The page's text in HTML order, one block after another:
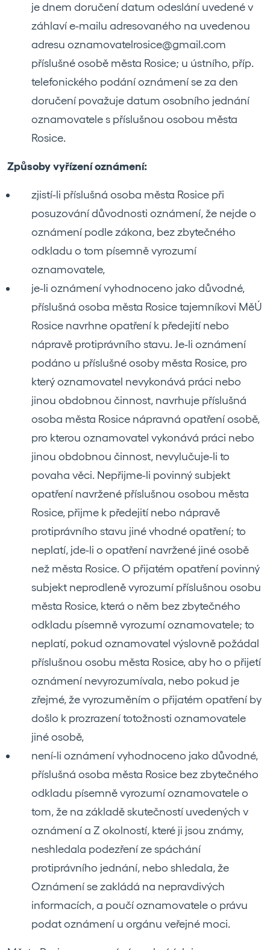
je dnem doručení datum odeslání uvedené v
záhlaví e-mailu adresovaného na uvedenou
adresu oznamovatelrosice@gmail.com
příslušné osobě města Rosice; u ústního, příp.
telefonického podání oznámení se za den
doručení považuje datum osobního jednání
oznamovatele s příslušnou osobou města
Rosice.
Způsoby vyřízení oznámení:
zjistí-li příslušná osoba města Rosice při
posuzování důvodnosti oznámení, že nejde o
oznámení podle zákona, bez zbytečného
odkladu o tom písemně vyrozumí
oznamovatele,
je-li oznámení vyhodnoceno jako důvodné,
příslušná osoba města Rosice tajemníkovi MěÚ
Rosice navrhne opatření k předejití nebo
nápravě protiprávního stavu. Je-li oznámení
podáno u příslušné osoby města Rosice, pro
který oznamovatel nevykonává práci nebo
jinou obdobnou činnost, navrhuje příslušná
osoba města Rosice nápravná opatření osobě,
pro kterou oznamovatel vykonává práci nebo
jinou obdobnou činnost, nevylučuje-li to
povaha věci. Nepřijme-li povinný subjekt
opatření navržené příslušnou osobou města
Rosice, přijme k předejití nebo nápravě
protiprávního stavu jiné vhodné opatření; to
neplatí, jde-li o opatření navržené jiné osobě
než města Rosice. O přijatém opatření povinný
subjekt neprodleně vyrozumí příslušnou osobu
města Rosice, která o něm bez zbytečného
odkladu písemně vyrozumí oznamovatele; to
neplatí, pokud oznamovatel výslovně požádal
příslušnou osobu města Rosice, aby ho o přijetí
oznámení nevyrozumívala, nebo pokud je
zřejmé, že vyrozuměním o přijatém opatření by
došlo k prozrazení totožnosti oznamovatele
jiné osobě,
není-li oznámení vyhodnoceno jako důvodné,
příslušná osoba města Rosice bez zbytečného
odkladu písemně vyrozumí oznamovatele o
tom, že na základě skutečností uvedených v
oznámení a Z okolností, které ji jsou známy,
neshledala podezření ze spáchání
protiprávního jednání, nebo shledala, že
Oznámení se zakládá na nepravdivých
informacích, a poučí oznamovatele o právu
podat oznámení u orgánu veřejné moci.